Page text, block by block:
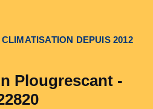
DEPUIS 2012
Plougrescant -